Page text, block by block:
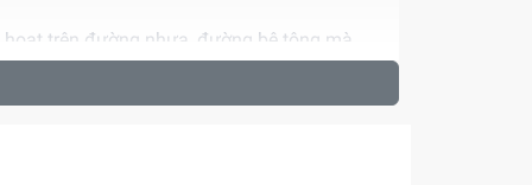
trên đường nhựa, đường bê tông mà
lốp là lựa chọn tối ưu cho nhiều công